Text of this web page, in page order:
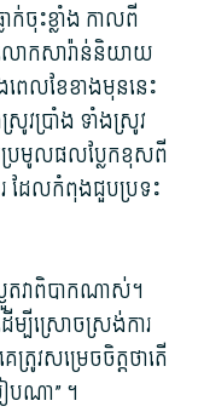
ចុះ​ខ្លាំង កាលពី
លោក​សារ៉ា​ន់​និយាយ​
េល​ខែ​ខាង​មុន​នេះ
វប្រាំង ទាំង​ស្រូវ
ប្រមូល​ផល​ប្លែក​ខុសពី​
ដែល​កំពុង​ជួបប្រទះ​
ត​វា​ពិបាក​ណាស់។
ម្បី​ស្រោចស្រង់​ការ​
វ​សម្រេចចិត្ត​ថា​តើ​
បណា​” ។